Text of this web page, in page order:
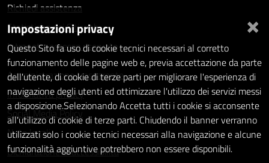
Richiedi assistenza
Statistiche dei Siti web
Intranet - accesso riservato
Amministrazione trasparente
Informativa privacy
Social Media Policy
Note legali
Dichiarazione di accessibilità
×
Impostazioni privacy
Questo Sito fa uso di cookie tecnici necessari al corretto
funzionamento delle pagine web e, previa accettazione da parte
dell'utente, di cookie di terze parti per migliorare l'esperienza di
navigazione degli utenti ed ottimizzare l'utilizzo dei servizi messi
a disposizione.Selezionando Accetta tutti i cookie si acconsente
all'utilizzo di cookie di terze parti. Chiudendo il banner verranno
utilizzati solo i cookie tecnici necessari alla navigazione e alcune
funzionalità aggiuntive potrebbero non essere disponibili.